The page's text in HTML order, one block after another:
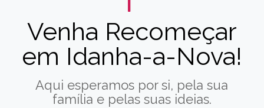
Venha Recomeçar
em Idanha-a-Nova!
Aqui esperamos por si, pela sua
família e pelas suas ideias.